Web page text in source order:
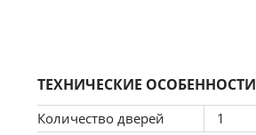
ТЕХНИЧЕСКИЕ ОСОБЕННОСТИ
Количество дверей 1